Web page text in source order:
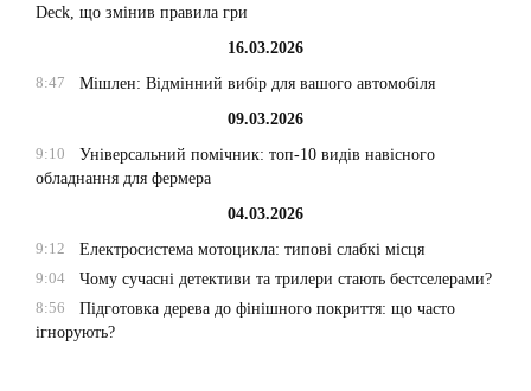
Deck, що змінив правила гри
16.03.2026
8:47
Мішлен: Відмінний вибір для вашого автомобіля
09.03.2026
9:10
Універсальний помічник: топ-10 видів навісного
обладнання для фермера
04.03.2026
9:12
Електросистема мотоцикла: типові слабкі місця
9:04
Чому сучасні детективи та трилери стають бестселерами?
8:56
Підготовка дерева до фінішного покриття: що часто
ігнорують?